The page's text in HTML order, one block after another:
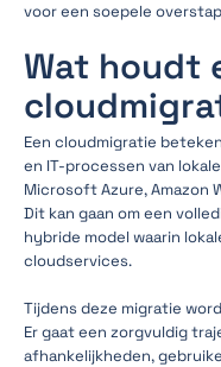
voor een soepele
Wat houdt
Een cloudmigratie
en IT-processen van
Microsoft Azure, Amazon
Dit kan gaan om een
hybride model waarin
cloudservices.
Tijdens deze migratie
Er gaat een zorgvuldig
afhankelijkheden,